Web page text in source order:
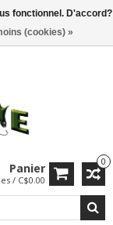
0
Panier
/ C$0.00
fonctionnel. D'accord?
(cookies) »